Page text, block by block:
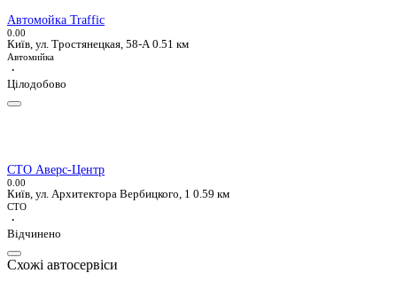
Автомойка Traffic
0.00
Київ, ул. Тростянецкая, 58-А0.51 км
Автомийка
·
Цілодобово
СТО Аверс-Центр
0.00
Київ, ул. Архитектора Вербицкого, 1 0.59 км
СТО
·
Відчинено
Схожі автосервіси